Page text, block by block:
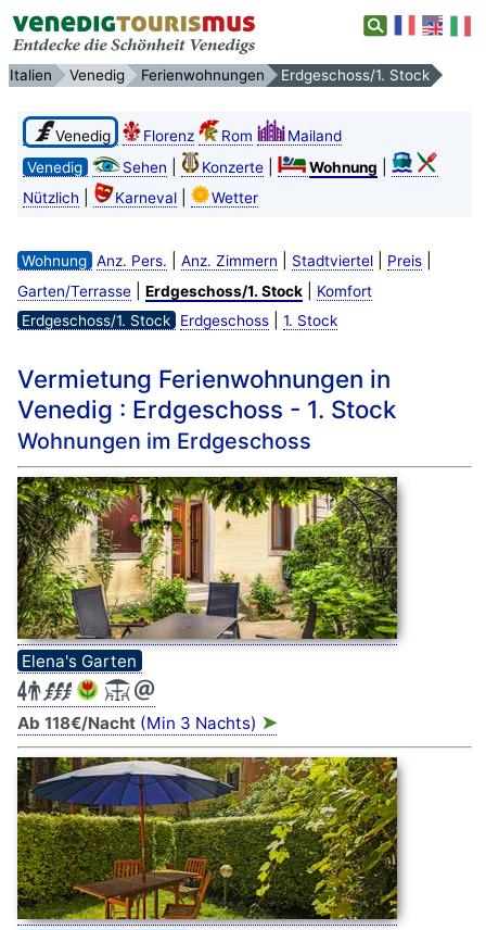
Italien Venedig Ferienwohnungen Erdgeschoss/1. Stock
Venedig Florenz Rom
Mailand
Venedig
Sehen Konzerte| Wohnung
Nützlich Karneval| Wetter
Wohnung Anz. Pers. Anz. Zimmern Stadtviertel| Preis|
Garten/Terrasse| Erdgeschoss/1. Stock|
Komfort
Erdgeschoss/1. Stock
Erdgeschoss| 1. Stock
Vermietung Ferienwohnungen in
Venedig : Erdgeschoss - 1. Stock
Wohnungen im Erdgeschoss
Elena's Garten
Ab 118€/Nacht(Min 3 Nachts) ➤